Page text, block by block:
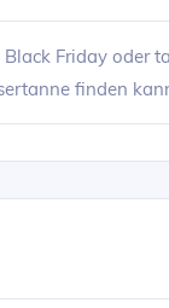
Friday oder
finden